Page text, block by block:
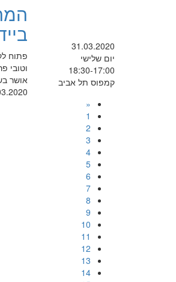
31.03.2020
יום שלישי
18:30-17:00
קמפוס תל אביב
פתוח
וטובי
אושר
31.03.2020 בשעה
«
1
2
3
4
5
6
7
8
9
10
11
12
13
14